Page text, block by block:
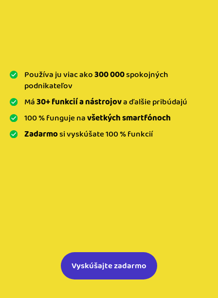
Používa ju viac ako300 000spokojných
podnikateľov
Má30+ funkcií a nástrojova ďalšie pribúdajú
100 % funguje navšetkých smartfónoch
Zadarmosi vyskúšate 100 % funkcií
Vyskúšajte zadarmo